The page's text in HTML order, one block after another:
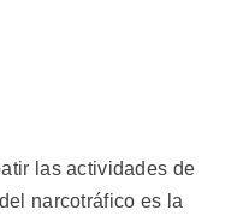
las actividades de
narcotráfico es la